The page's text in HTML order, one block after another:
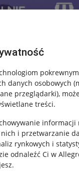
pokrewnym
danych osobowych
przeglądarki),
treści.
i przetwarzanie
rynkowych i
odnaleźć Ci w